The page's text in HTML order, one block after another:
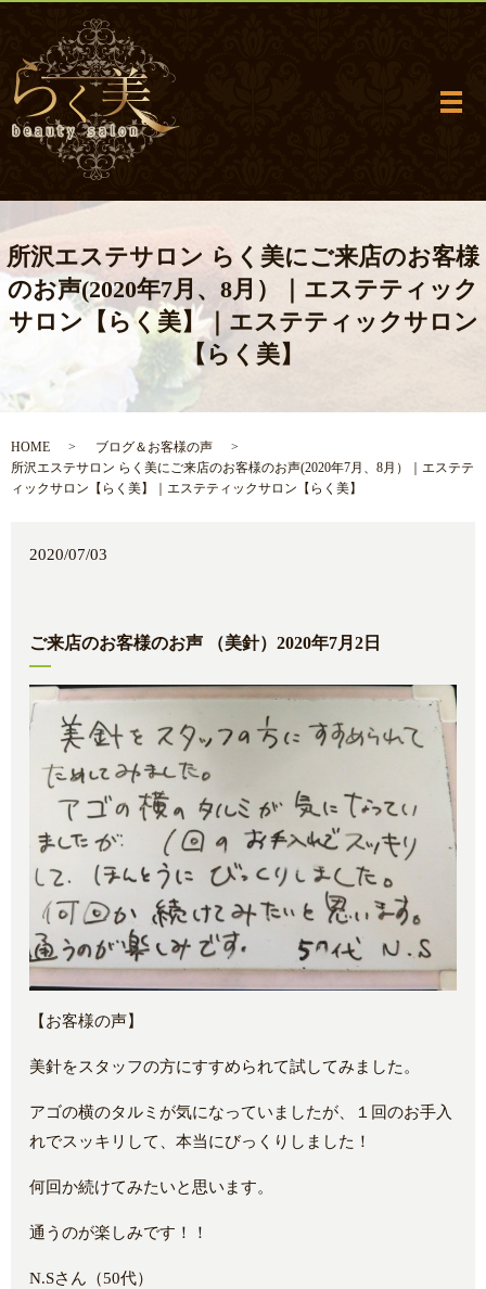
メ
所沢エステサロン らく美にご来店のお客様
のお声(2020年7月、8月）｜エステティック
サロン【らく美】｜エステティックサロン
【らく美】
HOME
ブログ＆お客様の声
所沢エステサロン らく美にご来店のお客様のお声(2020年7月、8月）｜エステテ
ィックサロン【らく美】｜エステティックサロン【らく美】
2020/07/03
ご来店のお客様のお声 （美針）2020年7月2日
【お客様の声】
美針をスタッフの方にすすめられて試してみました。
アゴの横のタルミが気になっていましたが、１回のお手入
れでスッキリして、本当にびっくりしました！
何回か続けてみたいと思います。
通うのが楽しみです！！
N.Sさん（50代）